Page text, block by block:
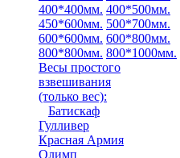
400*400мм. 400*500мм.
450*600мм. 500*700мм.
600*600мм. 600*800мм.
800*800мм. 800*1000мм.
Весы простого
взвешивания
(только вес):
Батискаф
Гулливер
Красная Армия
Олимп